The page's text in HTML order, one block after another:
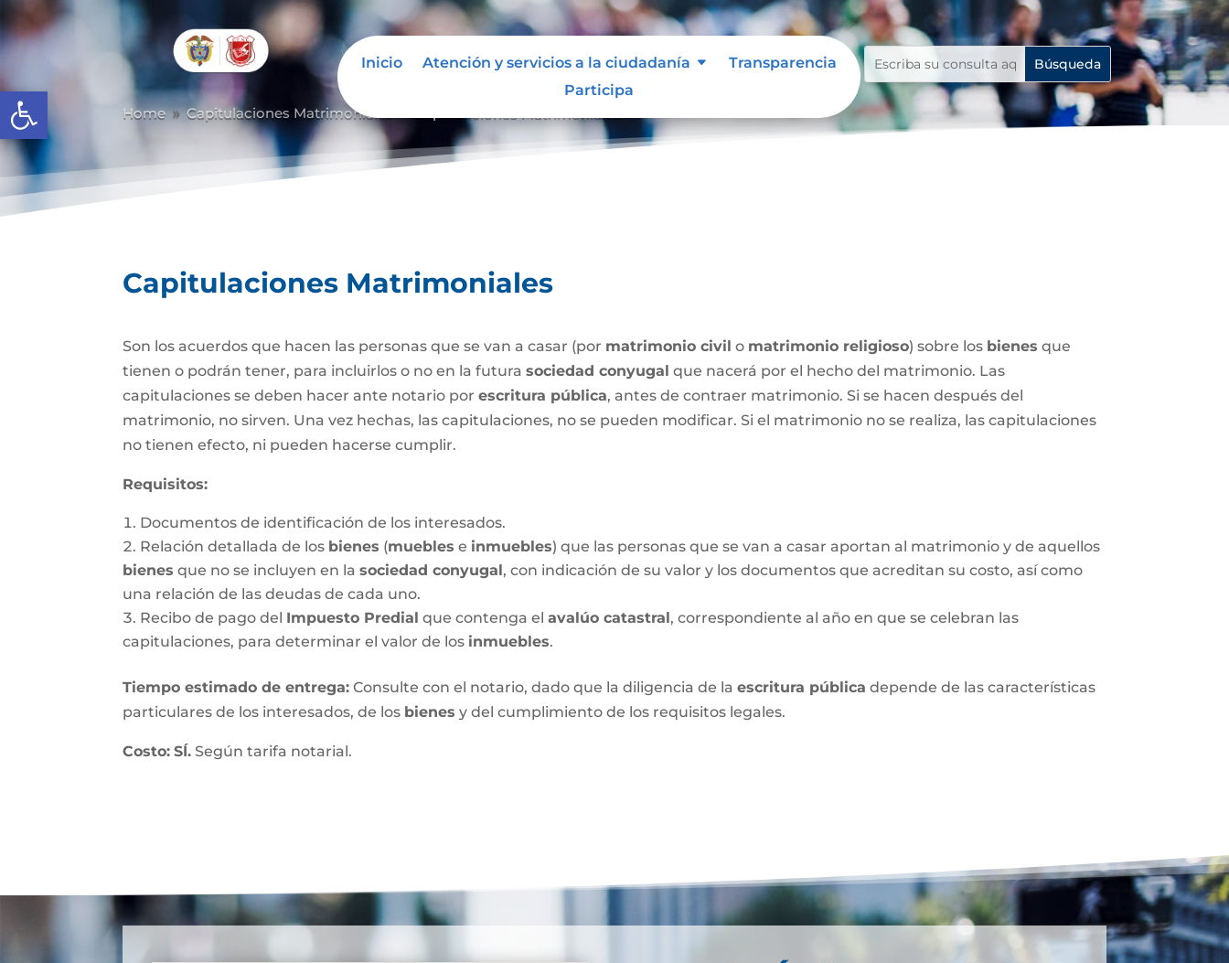
Abrir barra de herramientas
Inicio Atención y servicios a la ciudadanía
Transparencia
Participa
Home 9 Capitulaciones Matrimoniales
Capitulaciones Matrimoniales
Son los acuerdos que hacen las personas que se van a casar (por matrimonio civil o matrimonio religioso) sobre los bienes que
tienen o podrán tener, para incluirlos o no en la futurasociedad conyugal que nacerá por el hecho del matrimonio. Las
capitulaciones se deben hacer ante notario porescritura pública, antes de contraer matrimonio. Si se hacen después del
matrimonio, no sirven. Una vez hechas, las capitulaciones, no se pueden modificar. Si el matrimonio no se realiza, las capitulaciones
no tienen efecto, ni pueden hacerse cumplir.
Requisitos:
Documentos de identificación de los interesados.
Relación detallada de los bienes (muebles e inmuebles) que las personas que se van a casar aportan al matrimonio y de aquellos
bienes que no se incluyen en lasociedad conyugal, con indicación de su valor y los documentos que acreditan su costo, así como
una relación de las deudas de cada uno.
Recibo de pago del Impuesto Predial que contenga elavalúo catastral, correspondiente al año en que se celebran las
capitulaciones, para determinar el valor de los inmuebles.
Tiempo estimado de entrega: Consulte con el notario, dado que la diligencia de laescritura pública depende de las características
particulares de los interesados, de los bienes y del cumplimiento de los requisitos legales.
Costo: SÍ. Según tarifa notarial.